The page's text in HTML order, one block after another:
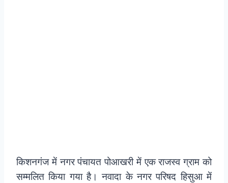
किशनगंज में नगर पंचायत पोआखरी में एक राजस्व ग्राम को
सम्मलित किया गया है। नवादा के नगर परिषद हिसुआ में